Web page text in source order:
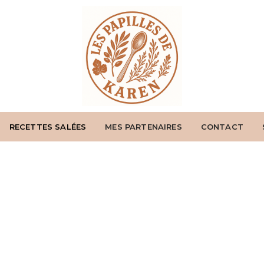
RECETTES SALÉES MES PARTENAIRES CONTACT